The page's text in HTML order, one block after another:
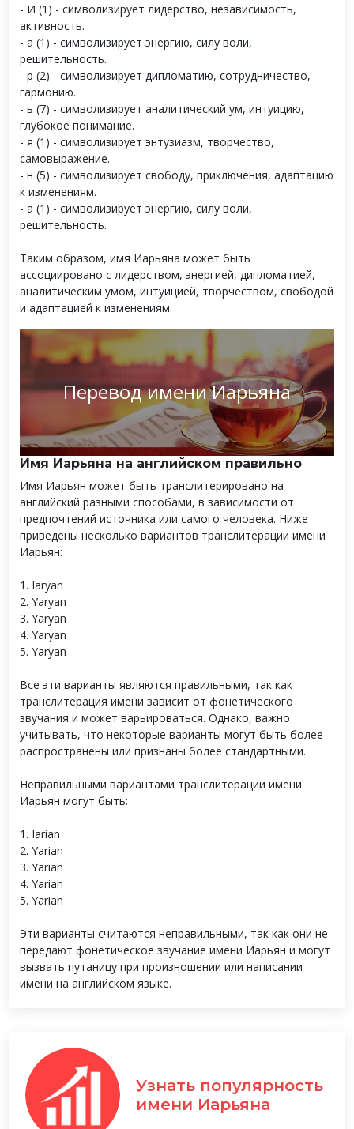
- И (1) - символизирует лидерство, независимость,
активность.
- а (1) - символизирует энергию, силу воли,
решительность.
- р (2) - символизирует дипломатию, сотрудничество,
гармонию.
- ь (7) - символизирует аналитический ум, интуицию,
глубокое понимание.
- я (1) - символизирует энтузиазм, творчество,
самовыражение.
- н (5) - символизирует свободу, приключения, адаптацию
к изменениям.
- а (1) - символизирует энергию, силу воли,
решительность.
Таким образом, имя Иарьяна может быть
ассоциировано с лидерством, энергией, дипломатией,
аналитическим умом, интуицией, творчеством, свободой
и адаптацией к изменениям.
Перевод имени Иарьяна
Имя Иарьяна на английском правильно
Имя Иарьян может быть транслитерировано на
английский разными способами, в зависимости от
предпочтений источника или самого человека. Ниже
приведены несколько вариантов транслитерации имени
Иарьян:
1. Iaryan
2. Yaryan
3. Yaryan
4. Yaryan
5. Yaryan
Все эти варианты являются правильными, так как
транслитерация имени зависит от фонетического
звучания и может варьироваться. Однако, важно
учитывать, что некоторые варианты могут быть более
распространены или признаны более стандартными.
Неправильными вариантами транслитерации имени
Иарьян могут быть:
1. Iarian
2. Yarian
3. Yarian
4. Yarian
5. Yarian
Эти варианты считаются неправильными, так как они не
передают фонетическое звучание имени Иарьян и могут
вызвать путаницу при произношении или написании
имени на английском языке.
Узнать популярность
имени Иарьяна